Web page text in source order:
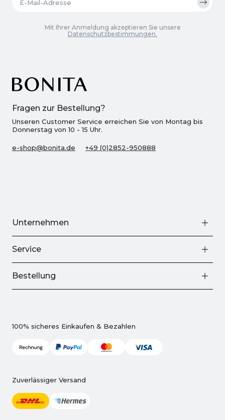
Fragen zur Bestellung?
Unseren Customer Service erreichen Sie von Montag bis
Donnerstag von 10 - 15 Uhr.
e-shop@bonita.de +49 (0)2852-950888
Mit Ihrer Anmeldung akzeptieren Sie unsere
Datenschutzbestimmungen.
Unternehmen
Service
Bestellung
100% sicheres Einkaufen & Bezahlen
Zuverlässiger Versand